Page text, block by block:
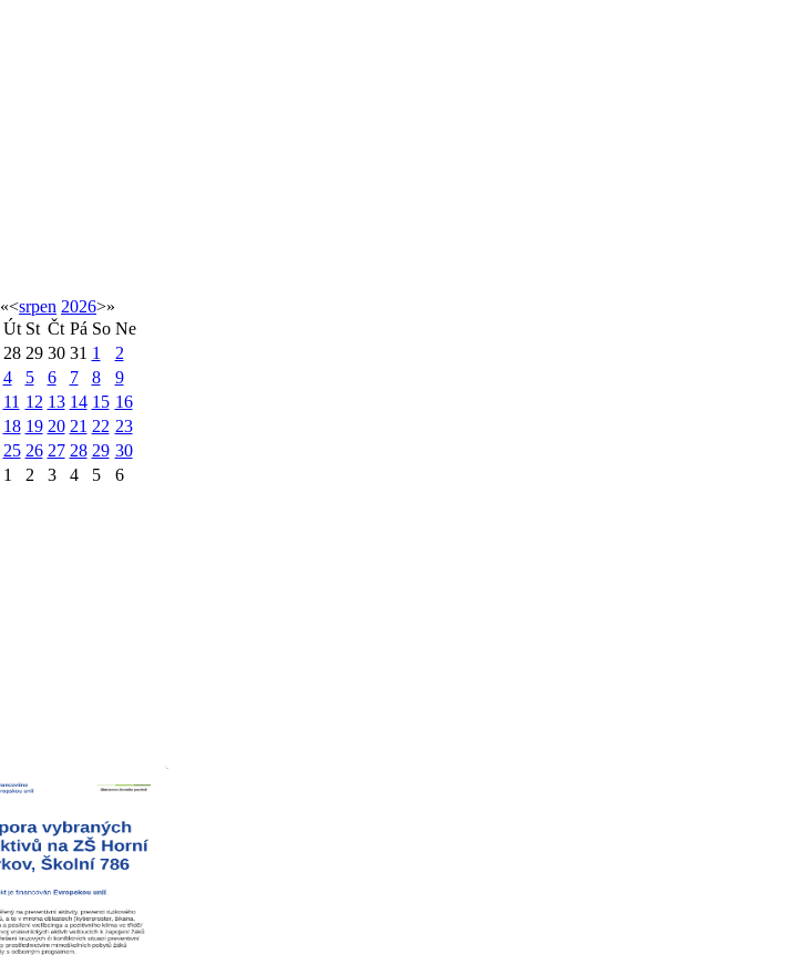
«<srpen 2026>»
Út St Čt Pá So Ne
28 29 30 31 1
2
4 5 6 7 8
9
11 12 13 14 15 16
18 19 20 21 22 23
25 26 27 28 29 30
1 2 3 4 5 6